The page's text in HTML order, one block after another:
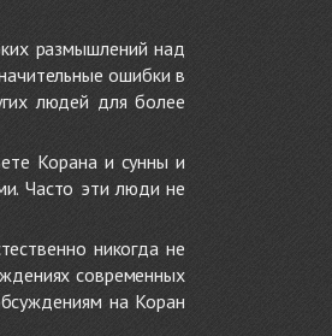
размышлений над
ошибки в
людей для более
Корана и сунны и
Часто эти люди не
никогда не
современных
на Коран